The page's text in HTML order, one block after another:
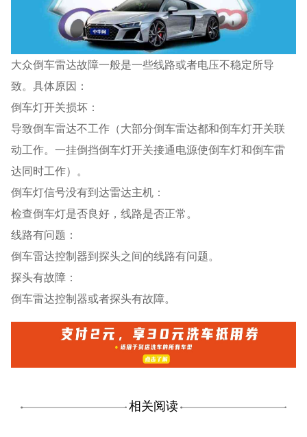
大众倒车雷达故障一般是一些线路或者电压不稳定所导
致。具体原因：
倒车灯开关损坏：
导致倒车雷达不工作（大部分倒车雷达都和倒车灯开关联
动工作。一挂倒挡倒车灯开关接通电源使倒车灯和倒车雷
达同时工作）。
倒车灯信号没有到达雷达主机：
检查倒车灯是否良好，线路是否正常。
线路有问题：
倒车雷达控制器到探头之间的线路有问题。
探头有故障：
倒车雷达控制器或者探头有故障。
相关阅读